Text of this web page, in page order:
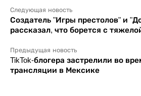
Следующая новость
Создатель "Игры престолов" и
рассказал, что борется с
Предыдущая новость
TikTok-блогера застрелили во
трансляции в Мексике